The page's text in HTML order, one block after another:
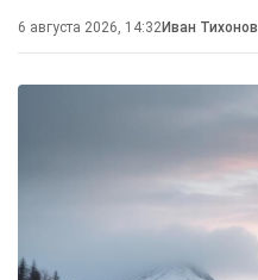
6 августа 2026, 14:32Иван Тихонов